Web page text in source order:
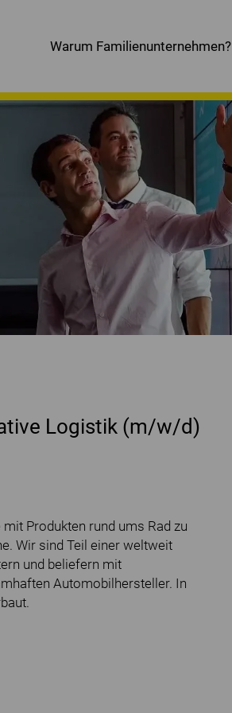
Warum Familienunternehmen?
Logistik (m/w/d)
Produkten rund ums Rad zu
Wir sind Teil einer weltweit
und beliefern mit
Automobilhersteller. In